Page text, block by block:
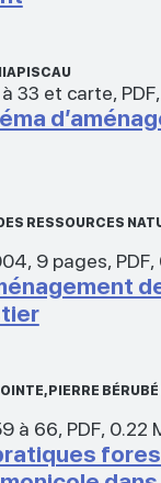
à 33 et carte, PDF,
RESSOURCES
, 9 pages, PDF,
PIERRE
à 66, PDF, 0.22